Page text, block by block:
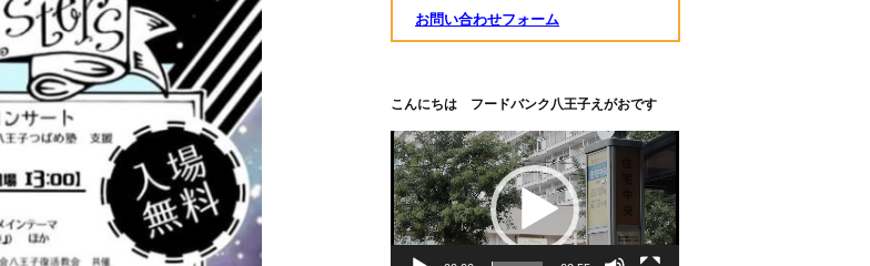
お問い合わせフォーム
こんにちは フードバンク八王子えがおです
動
画
プ
レ
ー